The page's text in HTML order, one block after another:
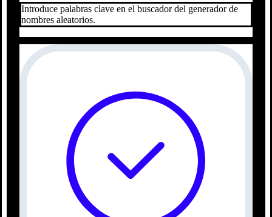
Introduce palabras clave en el buscador del generador de
nombres aleatorios.